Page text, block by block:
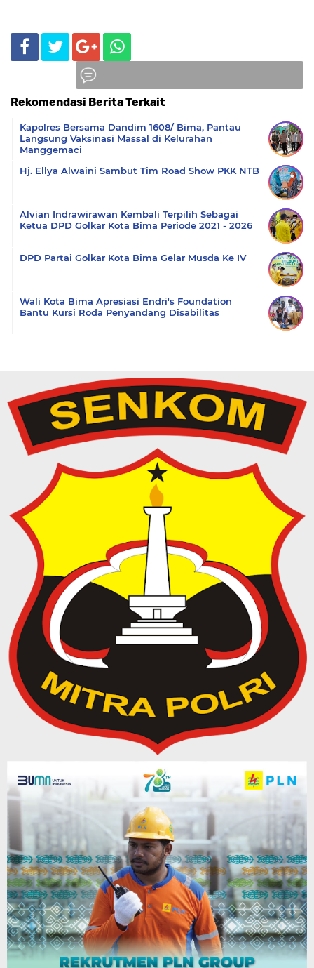
Rekomendasi Berita Terkait
Kapolres Bersama Dandim 1608/ Bima, Pantau
Langsung Vaksinasi Massal di Kelurahan
Manggemaci
Hj. Ellya Alwaini Sambut Tim Road Show PKK NTB
Alvian Indrawirawan Kembali Terpilih Sebagai
Ketua DPD Golkar Kota Bima Periode 2021 - 2026
DPD Partai Golkar Kota Bima Gelar Musda Ke IV
Wali Kota Bima Apresiasi Endri's Foundation
Bantu Kursi Roda Penyandang Disabilitas